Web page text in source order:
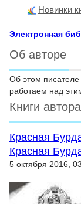
Новинки
Электронная
Об авторе
Об этом
работаем над
Книги
Красная
Красная
5 октября 2016,